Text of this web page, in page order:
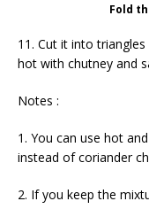
Fold
11. Cut it into
hot with chutney and
Notes :
1. You can use hot
instead of coriander
2. If you keep the